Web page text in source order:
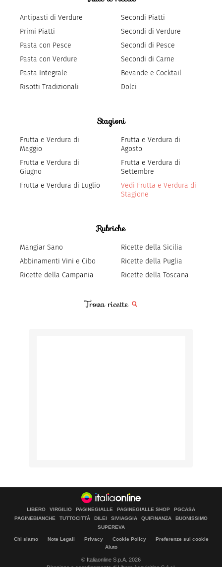
Antipasti di Verdure
Primi Piatti
Pasta con Pesce
Pasta con Verdure
Pasta Integrale
Risotti Tradizionali
Secondi Piatti
Secondi di Verdure
Secondi di Pesce
Secondi di Carne
Bevande e Cocktail
Dolci
Stagioni
Frutta e Verdura di
Maggio
Frutta e Verdura di
Giugno
Frutta e Verdura di Luglio
Frutta e Verdura di
Agosto
Frutta e Verdura di
Settembre
Vedi Frutta e Verdura di
Stagione
Rubriche
Mangiar Sano
Abbinamenti Vini e Cibo
Ricette della Campania
Ricette della Sicilia
Ricette della Puglia
Ricette della Toscana
Trova ricette
LIBERO VIRGILIO PAGINEGIALLE PAGINEGIALLE SHOP
PGCASA
PAGINEBIANCHE
TUTTOCITTÀ DILEI SIVIAGGIA QUIFINANZA
BUONISSIMO
SUPEREVA
Chi siamo Note Legali Privacy Cookie Policy
Preferenze sui cookie
Aiuto
© Italiaonline S.p.A. 2026